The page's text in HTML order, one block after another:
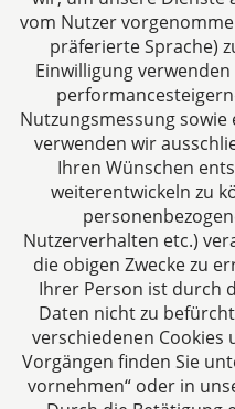
Aachen
Jülicher Straße 215
52070 Aachen
Deutschland
Tel: +49 241 94621-0
Fax: +49 241 94621-111
E-Mail:kanzlei@dhk-
Über uns
Ihre Ansprechpartner
Gesellschaftsrecht,
Vertragsrecht.
vom Nutzer
präferierte Sprache)
Einwilligung
Nutzungsmessung sowie
verwenden wir
Ihren Wünschen
weiterentwickeln zu
Nutzerverhalten etc.)
die obigen Zwecke zu
Ihrer Person ist durch
Daten nicht zu
verschiedenen
Vorgängen finden Sie
vornehmen“ oder in